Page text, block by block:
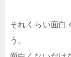
それくらい面白
う。